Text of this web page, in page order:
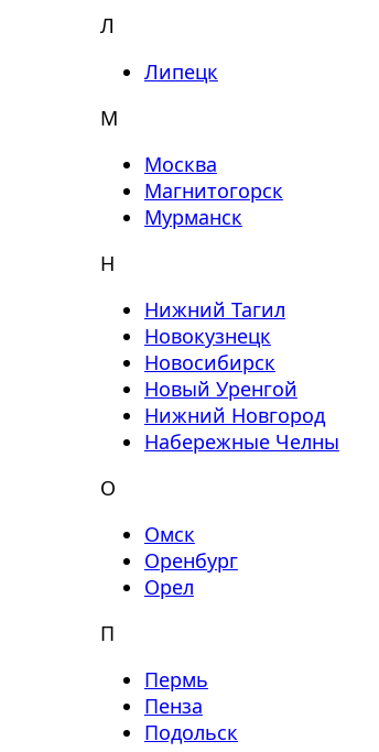
Л
Липецк
М
Москва
Магнитогорск
Мурманск
Н
Нижний Тагил
Новокузнецк
Новосибирск
Новый Уренгой
Нижний Новгород
Набережные Челны
О
Омск
Оренбург
Орел
П
Пермь
Пенза
Подольск